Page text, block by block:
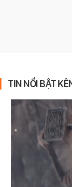
TIN NỔI BẬT